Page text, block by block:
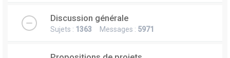
Discussion générale
Sujets : 1363 Messages : 5971